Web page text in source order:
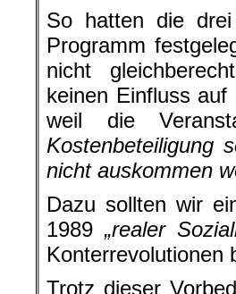
So hatten die
Programm
nicht
keinen Einfluss
weil die
Kostenbeteiligung
nicht auskommen
Dazu sollten wir
1989 „realer
Konterrevolutionen
Trotz dieser